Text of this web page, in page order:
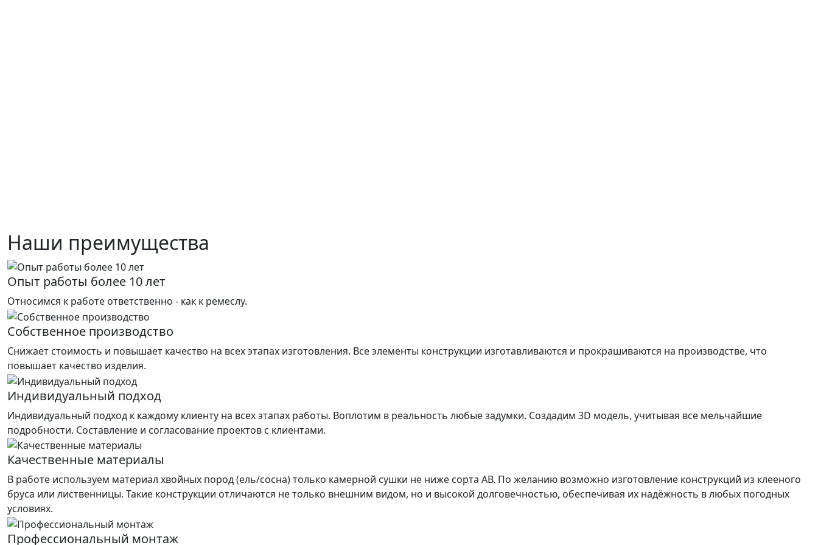
Наши преимущества
Опыт работы более 10 лет
Относимся к работе ответственно - как к ремеслу.
Собственное производство
Снижает стоимость и повышает качество на всех этапах изготовления. Все элементы конструкции изготавливаются и прокрашиваются на производстве, что
повышает качество изделия.
Индивидуальный подход
Индивидуальный подход к каждому клиенту на всех этапах работы. Воплотим в реальность любые задумки. Создадим 3D модель, учитывая все мельчайшие
подробности. Составление и согласование проектов с клиентами.
Качественные материалы
В работе используем материал хвойных пород (ель/сосна) только камерной сушки не ниже сорта АВ. По желанию возможно изготовление конструкций из клееного
бруса или лиственницы. Такие конструкции отличаются не только внешним видом, но и высокой долговечностью, обеспечивая их надёжность в любых погодных
условиях.
Профессиональный монтаж